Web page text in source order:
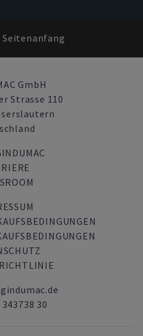
Seitenanfang
GmbH
Strasse 110
30